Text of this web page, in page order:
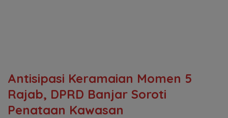
Antisipasi Keramaian Momen 5
Rajab, DPRD Banjar Soroti
Penataan Kawasan